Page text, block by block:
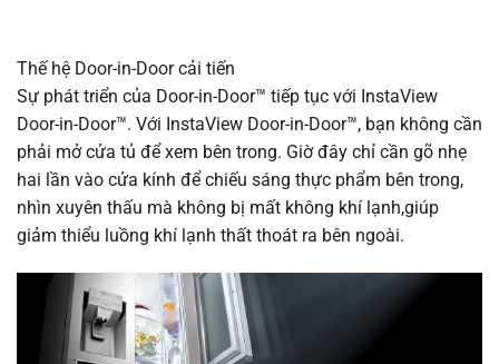
Thế hệ Door-in-Door cải tiến
Sự phát triển của Door-in-Door™ tiếp tục với InstaView
Door-in-Door™. Với InstaView Door-in-Door™, bạn không cần
phải mở cửa tủ để xem bên trong. Giờ đây chỉ cần gõ nhẹ
hai lần vào cửa kính để chiếu sáng thực phẩm bên trong,
nhìn xuyên thấu mà không bị mất không khí lạnh,giúp
giảm thiểu luồng khí lạnh thất thoát ra bên ngoài.